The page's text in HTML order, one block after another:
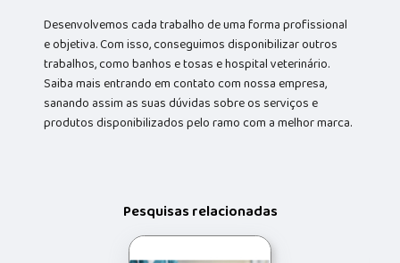
Desenvolvemos cada trabalho de uma forma profissional
e objetiva. Com isso, conseguimos disponibilizar outros
trabalhos, como banhos e tosas e hospital veterinário.
Saiba mais entrando em contato com nossa empresa,
sanando assim as suas dúvidas sobre os serviços e
produtos disponibilizados pelo ramo com a melhor marca.
Pesquisas relacionadas